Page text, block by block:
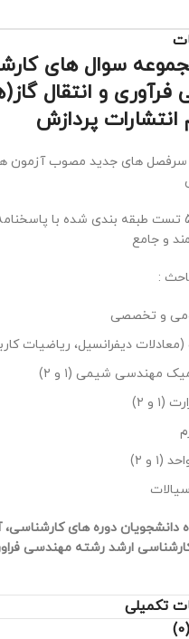
سوال های
انتشارات پردازش
سرفصل های جدید مصوب آزمون
2- دارای 550 تست طبقه بندی شده با
و جامع
و تخصصی
دیفرانسیل، ریاضیات
مهندسی شیمی (۱ و ۲)
(۱ و ۲)
(۱ و ۲)
دانشجویان دوره های
ارشد رشته مهندسی
تکمیلی